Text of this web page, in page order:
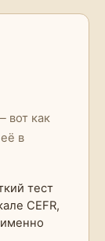
вот как
в
тест
CEFR,